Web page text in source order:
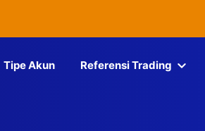
Tipe Akun Referensi Trading